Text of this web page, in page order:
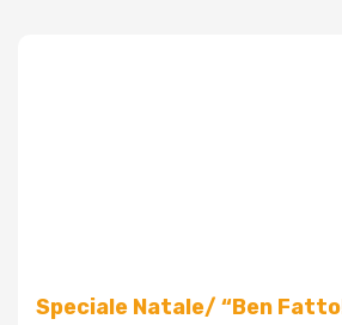
Speciale Natale/ “Ben